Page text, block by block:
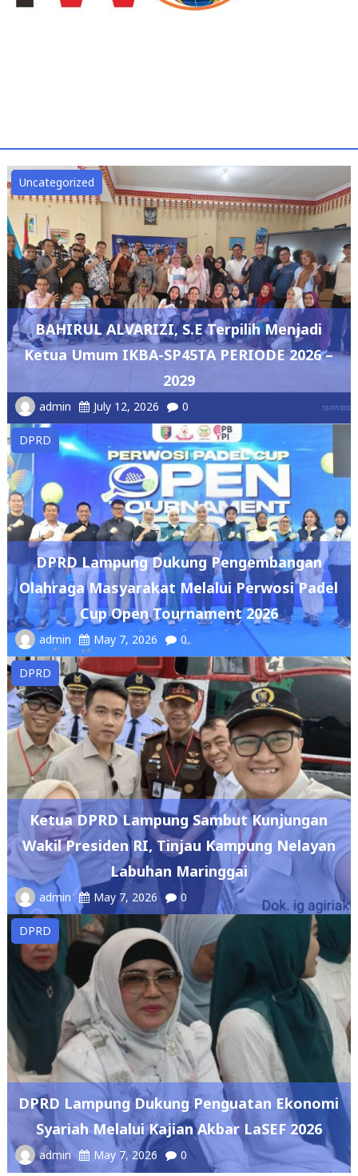
BAHIRUL ALVARIZI, S.E Terpilih Menjadi
Ketua Umum IKBA-SP45TA PERIODE 2026 –
2029
admin July 12, 2026 0
DPRD
DPRD Lampung Dukung Pengembangan
Olahraga Masyarakat Melalui Perwosi Padel
Cup Open Tournament 2026
admin May 7, 2026
DPRD
Ketua DPRD Lampung Sambut Kunjungan
Wakil Presiden RI, Tinjau Kampung Nelayan
Labuhan Maringgai
admin May 7, 2026 0
DPRD
DPRD Lampung Dukung Penguatan Ekonomi
Syariah Melalui Kajian Akbar LaSEF 2026
admin May 7, 2026 0